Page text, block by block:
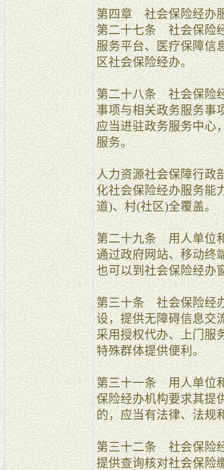
第四章 社会保险经办
第二十七条 社会保险
服务平台、医疗保障信
区社会保险经办。
第二十八条 社会保险
事项与相关政务服务事
应当进驻政务服务中心
服务。
人力资源社会保障行政
化社会保险经办服务能
道)、村(社区)全覆盖。
第二十九条 用人单位
通过政府网站、移动终
也可以到社会保险经办
第三十条 社会保险经
设，提供无障碍信息交
采用授权代办、上门服
特殊群体提供便利。
第三十一条 用人单位
保险经办机构要求其提
的，应当有法律、法规
第三十二条 社会保险
提供查询核对社会保险